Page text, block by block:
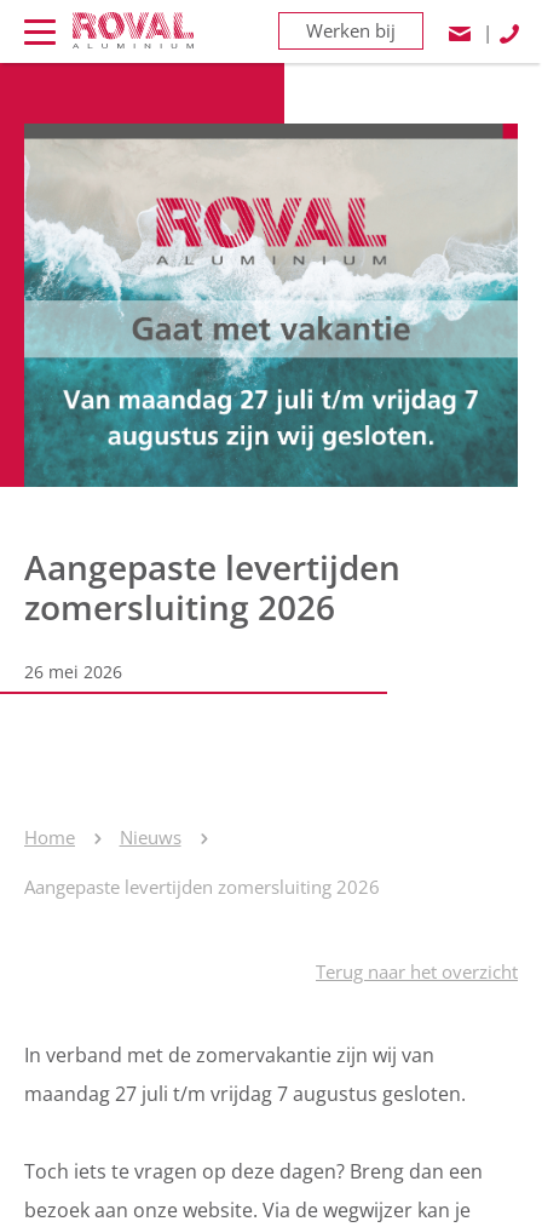
Werken bij |
Aangepaste levertijden
zomersluiting 2026
26 mei 2026
Home Nieuws
Aangepaste levertijden zomersluiting 2026
Terug naar het overzicht
In verband met de zomervakantie zijn wij van
maandag 27 juli t/m vrijdag 7 augustus gesloten.
Toch iets te vragen op deze dagen? Breng dan een
bezoek aan onze website. Via de wegwijzer kan je